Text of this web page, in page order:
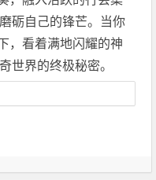
砺自己的锋芒。当你
，看着满地闪耀的神
世界的终极秘密。